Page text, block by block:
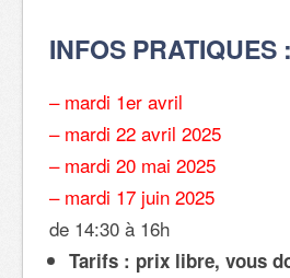
INFOS PRATIQUES :
– mardi 1er avril
– mardi 22 avril 2025
– mardi 20 mai 2025
– mardi 17 juin 2025
de 14:30 à 16h
Tarifs : prix libre, vous